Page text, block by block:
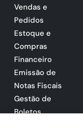
Vendas e
Pedidos
Estoque e
Compras
Financeiro
Emissão de
Notas Fiscais
Gestão de
Boletos